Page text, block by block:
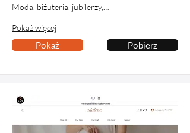
Moda, biżuteria, jubilerzy,…
Pokaż więcej
Pokaż Pobierz